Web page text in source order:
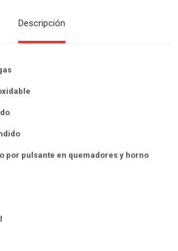
Descripción
por pulsante en quemadores y horno